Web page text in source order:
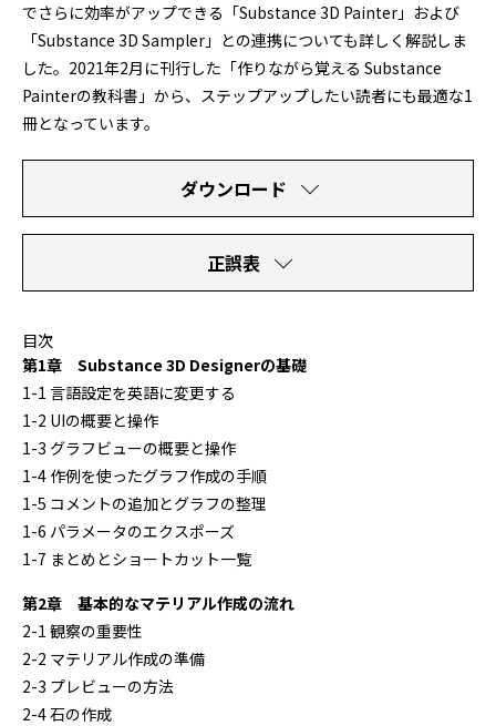
でさらに効率がアップできる「Substance 3D Painter」および
「Substance 3D Sampler」との連携についても詳しく解説しま
した。2021年2月に刊行した「作りながら覚える Substance
Painterの教科書」から、ステップアップしたい読者にも最適な1
冊となっています。
ダウンロード
正誤表
目次
第1章 Substance 3D Designerの基礎
1-1 言語設定を英語に変更する
1-2 UIの概要と操作
1-3 グラフビューの概要と操作
1-4 作例を使ったグラフ作成の手順
1-5 コメントの追加とグラフの整理
1-6 パラメータのエクスポーズ
1-7 まとめとショートカット一覧
第2章 基本的なマテリアル作成の流れ
2-1 観察の重要性
2-2 マテリアル作成の準備
2-3 プレビューの方法
2-4 石の作成